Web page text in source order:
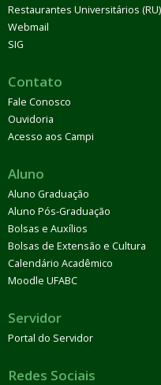
Restaurantes Universitários (RU)
Webmail
SIG
Contato
Fale Conosco
Ouvidoria
Acesso aos Campi
Aluno
Aluno Graduação
Aluno Pós-Graduação
Bolsas e Auxílios
Bolsas de Extensão e Cultura
Calendário Acadêmico
Moodle UFABC
Servidor
Portal do Servidor
Redes Sociais